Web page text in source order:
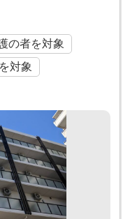
の者を対象
対象